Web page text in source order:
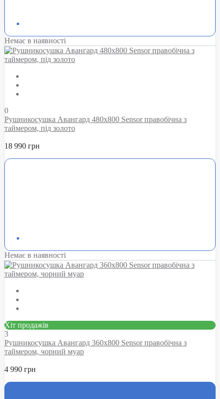
Немає в наявності
0
Рушникосушка Авангард 480х800 Sensor правобічна з
таймером, під золото
18 990 грн
Немає в наявності
Хіт продажів
3
Рушникосушка Авангард 360х800 Sensor правобічна з
таймером, чорний муар
4 990 грн